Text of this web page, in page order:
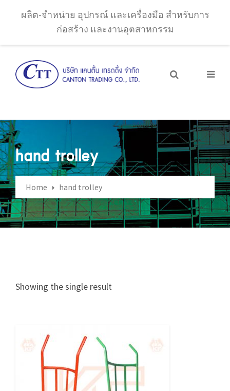
ผลิต-จำหน่าย อุปกรณ์ และเครื่องมือ สำหรับการ
ก่อสร้าง และงานอุตสาหกรรม
hand trolley
Home hand trolley
Showing the single result